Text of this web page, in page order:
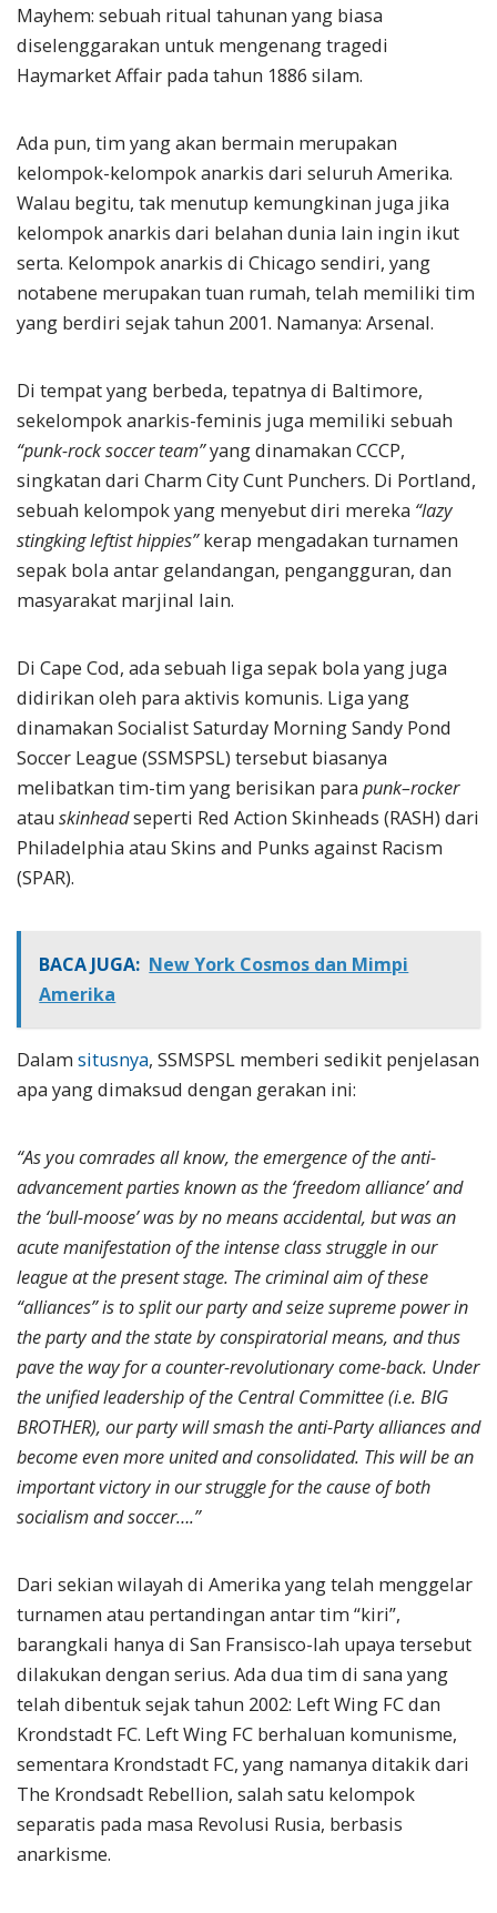
Mayhem: sebuah ritual tahunan yang biasa
diselenggarakan untuk mengenang tragedi
Haymarket Affair pada tahun 1886 silam.
Ada pun, tim yang akan bermain merupakan
kelompok-kelompok anarkis dari seluruh Amerika.
Walau begitu, tak menutup kemungkinan juga jika
kelompok anarkis dari belahan dunia lain ingin ikut
serta. Kelompok anarkis di Chicago sendiri, yang
notabene merupakan tuan rumah, telah memiliki tim
yang berdiri sejak tahun 2001. Namanya: Arsenal.
Di tempat yang berbeda, tepatnya di Baltimore,
sekelompok anarkis-feminis juga memiliki sebuah
“punk-rock soccer team”yang dinamakan CCCP,
singkatan dari Charm City Cunt Punchers. Di Portland,
sebuah kelompok yang menyebut diri mereka “lazy
stingking leftist hippies”kerap mengadakan turnamen
sepak bola antar gelandangan, pengangguran, dan
masyarakat marjinal lain.
Di Cape Cod, ada sebuah liga sepak bola yang juga
didirikan oleh para aktivis komunis. Liga yang
dinamakan Socialist Saturday Morning Sandy Pond
Soccer League (SSMSPSL) tersebut biasanya
melibatkan tim-tim yang berisikan para punk–rocker
atau skinheadseperti Red Action Skinheads (RASH) dari
Philadelphia atau Skins and Punks against Racism
(SPAR).
BACA JUGA: New York Cosmos dan Mimpi
Amerika
Dalam situsnya, SSMSPSL memberi sedikit penjelasan
apa yang dimaksud dengan gerakan ini:
“As you comrades all know, the emergence of the anti-
advancement parties known as the ‘freedom alliance’ and
the ‘bull-moose’ was by no means accidental, but was an
acute manifestation of the intense class struggle in our
league at the present stage. The criminal aim of these
“alliances” is to split our party and seize supreme power in
the party and the state by conspiratorial means, and thus
pave the way for a counter-revolutionary come-back. Under
the unified leadership of the Central Committee (i.e. BIG
BROTHER), our party will smash the anti-Party alliances and
become even more united and consolidated. This will be an
important victory in our struggle for the cause of both
socialism and soccer….”
Dari sekian wilayah di Amerika yang telah menggelar
turnamen atau pertandingan antar tim “kiri”,
barangkali hanya di San Fransisco-lah upaya tersebut
dilakukan dengan serius. Ada dua tim di sana yang
telah dibentuk sejak tahun 2002: Left Wing FC dan
Krondstadt FC. Left Wing FC berhaluan komunisme,
sementara Krondstadt FC, yang namanya ditakik dari
The Krondsadt Rebellion, salah satu kelompok
separatis pada masa Revolusi Rusia, berbasis
anarkisme.